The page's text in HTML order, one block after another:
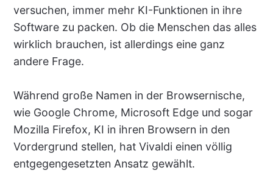
versuchen, immer mehr KI-Funktionen in ihre
Software zu packen. Ob die Menschen das alles
wirklich brauchen, ist allerdings eine ganz
andere Frage.
Während große Namen in der Browsernische,
wie Google Chrome, Microsoft Edge und sogar
Mozilla Firefox, KI in ihren Browsern in den
Vordergrund stellen, hat Vivaldi einen völlig
entgegengesetzten Ansatz gewählt.